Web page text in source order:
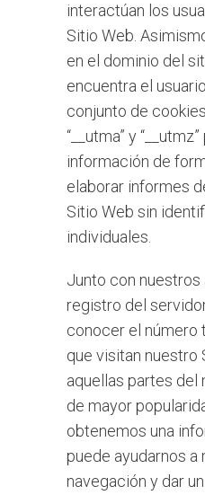
interactúan los
Sitio Web.
en el dominio del
encuentra el
conjunto de
“__utma” y
información de
elaborar informes
Sitio Web sin
individuales.
Junto con nuestros
registro del
conocer el número
que visitan nuestro
aquellas partes del
de mayor
obtenemos una
puede ayudarnos a
navegación y dar